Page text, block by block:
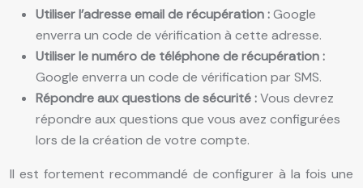
Utiliser l’adresse email de récupération :Google
enverra un code de vérification à cette adresse.
Utiliser le numéro de téléphone de récupération :
Google enverra un code de vérification par SMS.
Répondre aux questions de sécurité :Vous devrez
répondre aux questions que vous avez configurées
lors de la création de votre compte.
Il est fortement recommandé de configurer à la fois une